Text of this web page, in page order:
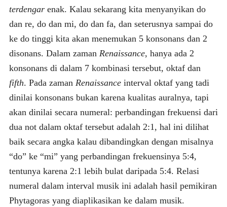
terdengarenak. Kalau sekarang kita menyanyikan do
dan re, do dan mi, do dan fa, dan seterusnya sampai do
ke do tinggi kita akan menemukan 5 konsonans dan 2
disonans. Dalam zaman Renaissance, hanya ada 2
konsonans di dalam 7 kombinasi tersebut, oktaf dan
fifth. Pada zaman Renaissanceinterval oktaf yang tadi
dinilai konsonans bukan karena kualitas auralnya, tapi
akan dinilai secara numeral: perbandingan frekuensi dari
dua not dalam oktaf tersebut adalah 2:1, hal ini dilihat
baik secara angka kalau dibandingkan dengan misalnya
“do” ke “mi” yang perbandingan frekuensinya 5:4,
tentunya karena 2:1 lebih bulat daripada 5:4. Relasi
numeral dalam interval musik ini adalah hasil pemikiran
Phytagoras yang diaplikasikan ke dalam musik.